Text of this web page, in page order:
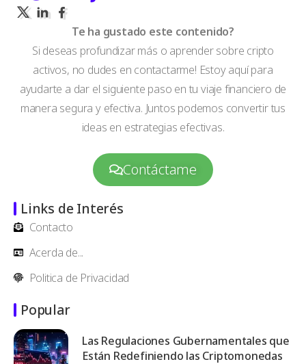
Te ha gustado este contenido?
Si deseas profundizar más o aprender sobre cripto
activos, no dudes en contactarme! Estoy aquí para
ayudarte a dar el siguiente paso en tu viaje financiero de
manera segura y efectiva. Juntos podemos convertir tus
ideas en estrategias efectivas.
Contáctame
Links de Interés
Contacto
Acerda de...
Politica de Privacidad
Popular
Las Regulaciones Gubernamentales que
Están Redefiniendo las Criptomonedas